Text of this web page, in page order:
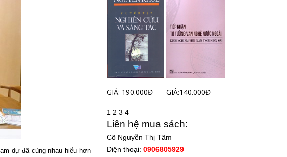
dự đã cùng nhau hiểu hơn
GIÁ: 190.000Đ GIÁ:140.000Đ
1 2 3 4
Liên hệ mua sách:
Cô Nguyễn Thị Tâm
Điện thoại: 0906805929